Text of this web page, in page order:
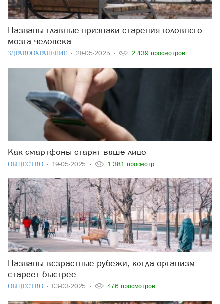
Названы главные признаки старения головного
мозга человека
ЗДРАВООХРАНЕНИЕ 20-05-2025 2 439 просмотров
Как смартфоны старят ваше лицо
ОБЩЕСТВО 19-05-2025 1 381 просмотр
Названы возрастные рубежи, когда организм
стареет быстрее
ОБЩЕСТВО 03-03-2025 476 просмотров